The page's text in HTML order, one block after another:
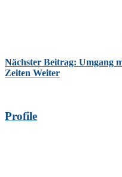
Nächster Beitrag: Umgang
Zeiten Weiter
Profile